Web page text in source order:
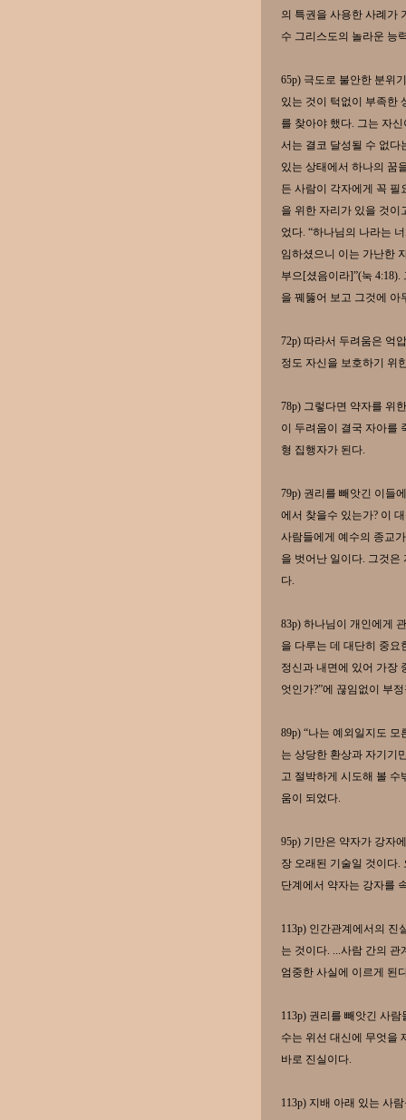
의 특권을 사용한 사례가
수 그리스도의 놀라운 능
65p) 극도로 불안한 분위
있는 것이 턱없이 부족한
를 찾아야 했다. 그는 자
서는 결코 달성될 수 없다
있는 상태에서 하나의 꿈
든 사람이 각자에게 꼭 필
을 위한 자리가 있을 것이
었다. “하나님의 나라는
임하셨으니 이는 가난한
부으[셨음이라]”(눅
을 꿰뚫어 보고 그것에 아
72p) 따라서 두려움은 억
정도 자신을 보호하기 위
78p) 그렇다면 약자를 위
이 두려움이 결국 자아를
형 집행자가 된다.
79p) 권리를 빼앗긴 이들
에서 찾을수 있는가? 이
사람들에게 예수의 종교
을 벗어난 일이다. 그것은
다.
83p) 하나님이 개인에게
을 다루는 데 대단히 중요
정신과 내면에 있어 가장
엇인가?”에 끊임없이 부
89p) “나는 예외일지도
는 상당한 환상과 자기기
고 절박하게 시도해 볼 수
움이 되었다.
95p) 기만은 약자가 강자
장 오래된 기술일 것이다.
단계에서 약자는 강자를
113p) 인간관계에서의 진
는 것이다. ...사람 간의
엄중한 사실에 이르게 된
113p) 권리를 빼앗긴 사
수는 위선 대신에 무엇을
바로 진실이다.
113p) 지배 아래 있는 사